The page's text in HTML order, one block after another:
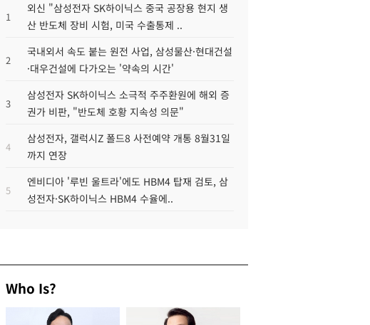
1
외신 "삼성전자 SK하이닉스 중국 공장용 현지 생
산 반도체 장비 시험, 미국 수출통제 ..
2
국내외서 속도 붙는 원전 사업, 삼성물산·현대건설
·대우건설에 다가오는 '약속의 시간'
3
삼성전자 SK하이닉스 소극적 주주환원에 해외 증
권가 비판, "반도체 호황 지속성 의문"
4
삼성전자, 갤럭시Z 폴드8 사전예약 개통 8월31일
까지 연장
5
엔비디아 '루빈 울트라'에도 HBM4 탑재 검토, 삼
성전자·SK하이닉스 HBM4 수율에..
Who Is?